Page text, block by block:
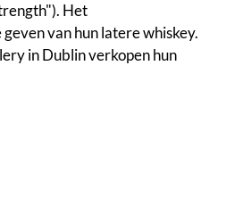
Het
van hun latere whiskey.
in Dublin verkopen hun